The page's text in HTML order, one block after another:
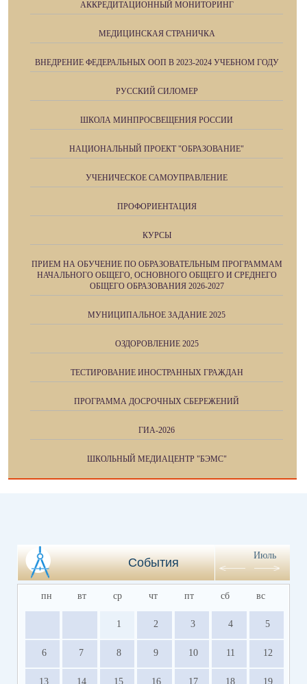
АККРЕДИТАЦИОННЫЙ МОНИТОРИНГ
МЕДИЦИНСКАЯ СТРАНИЧКА
ВНЕДРЕНИЕ ФЕДЕРАЛЬНЫХ ООП В 2023-2024 УЧЕБНОМ ГОДУ
РУССКИЙ СИЛОМЕР
ШКОЛА МИНПРОСВЕЩЕНИЯ РОССИИ
НАЦИОНАЛЬНЫЙ ПРОЕКТ "ОБРАЗОВАНИЕ"
УЧЕНИЧЕСКОЕ САМОУПРАВЛЕНИЕ
ПРОФОРИЕНТАЦИЯ
КУРСЫ
ПРИЕМ НА ОБУЧЕНИЕ ПО ОБРАЗОВАТЕЛЬНЫМ ПРОГРАММАМ
НАЧАЛЬНОГО ОБЩЕГО, ОСНОВНОГО ОБЩЕГО И СРЕДНЕГО
ОБЩЕГО ОБРАЗОВАНИЯ 2026-2027
МУНИЦИПАЛЬНОЕ ЗАДАНИЕ 2025
ОЗДОРОВЛЕНИЕ 2025
ТЕСТИРОВАНИЕ ИНОСТРАННЫХ ГРАЖДАН
ПРОГРАММА ДОСРОЧНЫХ СБЕРЕЖЕНИЙ
ГИА-2026
ШКОЛЬНЫЙ МЕДИАЦЕНТР "БЭМС"
События
Июль
пн вт ср чт пт сб вс
1 2 3 4 5
6 7 8 9 10 11 12
13 14 15 16 17 18 19